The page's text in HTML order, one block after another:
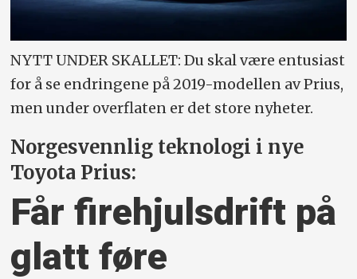
NYTT UNDER SKALLET: Du skal være entusiast
for å se endringene på 2019-modellen av Prius,
men under overflaten er det store nyheter.
Norgesvennlig teknologi i nye
Toyota Prius:
Får firehjulsdrift på
glatt føre